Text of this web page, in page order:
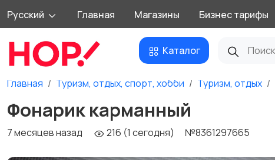
Русский Главная Магазины Бизнес тарифы
Каталог
Главная Туризм, отдых, спорт, хобби Туризм, отдых
Фонарик карманный
7 месяцев назад 216 (1 сегодня) №8361297665